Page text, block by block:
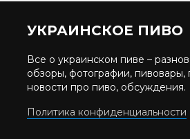
УКРАИНСКОЕ ПИВО
Все о украинском пиве –
обзоры, фотографии, пивовары,
новости про пиво, обсуждения.
Политика конфиденциальности